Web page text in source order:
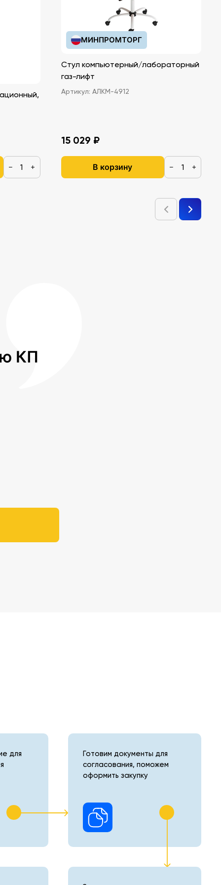
− +
МИНПРОМТОРГ
Стул компьютерный/лабораторный
газ-лифт
Артикул: АЛКМ-4912
15 029 ₽
В корзину − +
КП
для
Готовим документы для
согласования, поможем
оформить закупку